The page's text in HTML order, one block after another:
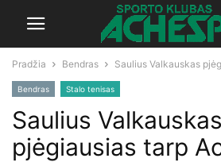
Pradžia Bendras Saulius Valkauskas
Bendras Stalo tenisas
Saulius Valkauskas
pjėgiausias tarp